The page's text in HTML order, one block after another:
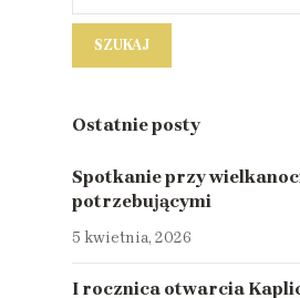
Ostatnie posty
Spotkanie przy
potrzebującymi
5 kwietnia, 2026
I rocznica otwarcia